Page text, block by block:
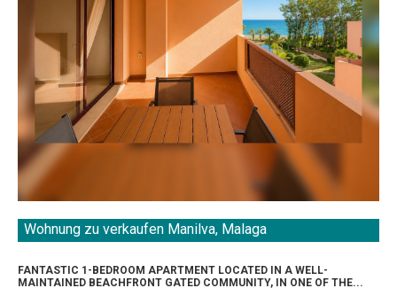
Wohnung zu verkaufen Manilva, Malaga
FANTASTIC 1-BEDROOM APARTMENT LOCATED IN A WELL-
MAINTAINED BEACHFRONT GATED COMMUNITY, IN ONE OF THE...